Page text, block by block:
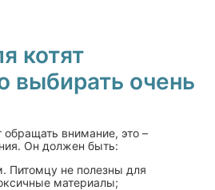
котят
выбирать очень
обращать внимание, это –
Он должен быть:
Питомцу не полезны для
материалы;